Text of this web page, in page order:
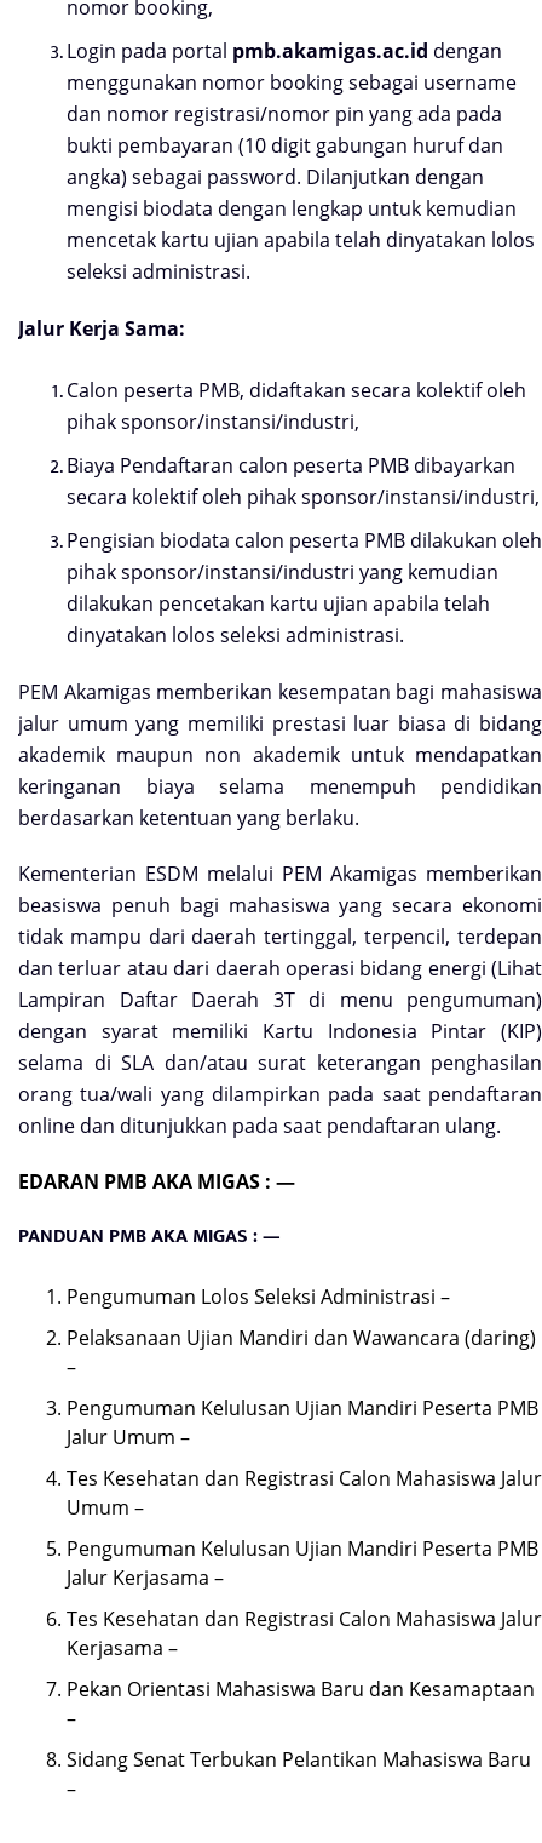
nomor booking,
Login pada portal pmb.akamigas.ac.id dengan
menggunakan nomor booking sebagai username
dan nomor registrasi/nomor pin yang ada pada
bukti pembayaran (10 digit gabungan huruf dan
angka) sebagai password. Dilanjutkan dengan
mengisi biodata dengan lengkap untuk kemudian
mencetak kartu ujian apabila telah dinyatakan lolos
seleksi administrasi.
Jalur Kerja Sama:
Calon peserta PMB, didaftakan secara kolektif oleh
pihak sponsor/instansi/industri,
Biaya Pendaftaran calon peserta PMB dibayarkan
secara kolektif oleh pihak sponsor/instansi/industri,
Pengisian biodata calon peserta PMB dilakukan oleh
pihak sponsor/instansi/industri yang kemudian
dilakukan pencetakan kartu ujian apabila telah
dinyatakan lolos seleksi administrasi.
PEM Akamigas memberikan kesempatan bagi mahasiswa
jalur umum yang memiliki prestasi luar biasa di bidang
akademik maupun non akademik untuk mendapatkan
keringanan biaya selama menempuh pendidikan
berdasarkan ketentuan yang berlaku.
Kementerian ESDM melalui PEM Akamigas memberikan
beasiswa penuh bagi mahasiswa yang secara ekonomi
tidak mampu dari daerah tertinggal, terpencil, terdepan
dan terluar atau dari daerah operasi bidang energi (Lihat
Lampiran Daftar Daerah 3T di menu pengumuman)
dengan syarat memiliki Kartu Indonesia Pintar (KIP)
selama di SLA dan/atau surat keterangan penghasilan
orang tua/wali yang dilampirkan pada saat pendaftaran
online dan ditunjukkan pada saat pendaftaran ulang.
EDARAN PMB AKA MIGAS : —
PANDUAN PMB AKA MIGAS : —
Pengumuman Lolos Seleksi Administrasi –
Pelaksanaan Ujian Mandiri dan Wawancara (daring)
–
Pengumuman Kelulusan Ujian Mandiri Peserta PMB
Jalur Umum –
Tes Kesehatan dan Registrasi Calon Mahasiswa Jalur
Umum –
Pengumuman Kelulusan Ujian Mandiri Peserta PMB
Jalur Kerjasama –
Tes Kesehatan dan Registrasi Calon Mahasiswa Jalur
Kerjasama –
Pekan Orientasi Mahasiswa Baru dan Kesamaptaan
–
Sidang Senat Terbukan Pelantikan Mahasiswa Baru
–